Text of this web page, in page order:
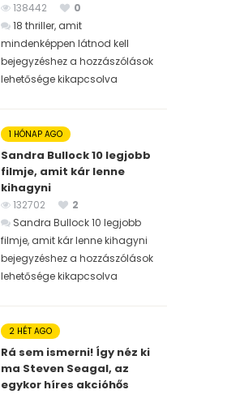
138442
0
18 thriller, amit
mindenképpen látnod kell
bejegyzéshez a hozzászólások
lehetősége kikapcsolva
1 HÓNAP AGO
Sandra Bullock 10 legjobb
filmje, amit kár lenne
kihagyni
132702
2
Sandra Bullock 10 legjobb
filmje, amit kár lenne kihagyni
bejegyzéshez a hozzászólások
lehetősége kikapcsolva
2 HÉT AGO
Rá sem ismerni! Így néz ki
ma Steven Seagal, az
egykor híres akcióhős